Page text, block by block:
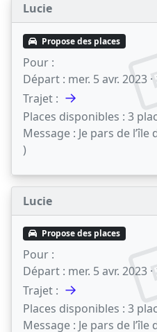
Lucie
Propose des places
Pour :
Départ : mer. 5 avr. 2023
Trajet : →
Places disponibles : 3
Message : Je pars de
)
Lucie
Propose des places
Pour :
Départ : mer. 5 avr. 2023
Trajet : →
Places disponibles : 3
Message : Je pars de